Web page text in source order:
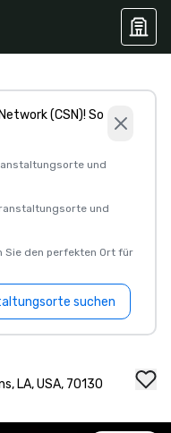
(CSN)! So
und
und
Sie den perfekten Ort für
suchen
LA, USA, 70130